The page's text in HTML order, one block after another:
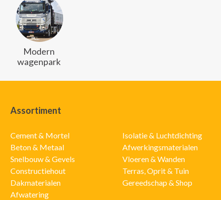
Modern
wagenpark
Assortiment
Cement & Mortel
Beton & Metaal
Snelbouw & Gevels
Constructiehout
Dakmaterialen
Afwatering
Isolatie & Luchtdichting
Afwerkingsmaterialen
Vloeren & Wanden
Terras, Oprit & Tuin
Gereedschap & Shop